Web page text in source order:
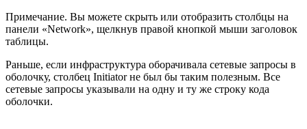
Примечание. Вы можете скрыть или отобразить столбцы на
панели «Network», щелкнув правой кнопкой мыши заголовок
таблицы.
Раньше, если инфраструктура оборачивала сетевые запросы в
оболочку, столбец Initiator не был бы таким полезным. Все
сетевые запросы указывали на одну и ту же строку кода
оболочки.